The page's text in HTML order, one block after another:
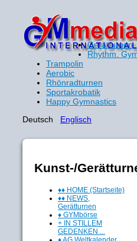
Gerätturnen
Rhythm.
Trampolin
Aerobic
Rhönradturnen
Sportakrobatik
Happy Gymnastics
Deutsch Englisch
Kunst-/
♦♦ HOME (Startseite)
♦♦ NEWS,
Gerätturnen
♦ GYMbörse
+ IN STILLEM
GEDENKEN ...